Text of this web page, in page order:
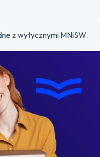
z wytycznymi MNiSW.